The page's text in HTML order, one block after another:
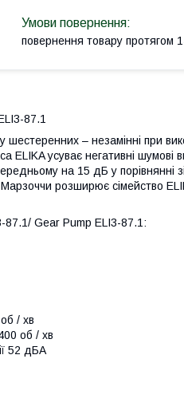
повернення товару протягом
87.1
– незамінні при
ELIKA усуває негативні
на 15 дБ у порівнянні
розширює сімейство
87.1/ Gear Pump ELI3-87.1:
/ хв
об / хв
52 дБА